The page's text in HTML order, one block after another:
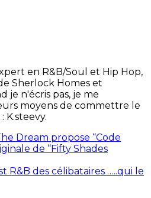
en R&B/Soul et Hip Hop,
Sherlock Homes et
je n'écris pas, je me
moyens de commettre le
K.steevy.
Dream propose “Code
de “Fifty Shades
R&B des célibataires …..qui le